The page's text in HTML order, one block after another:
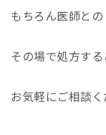
もちろん医師と
その場で処方す
お気軽にご相談く